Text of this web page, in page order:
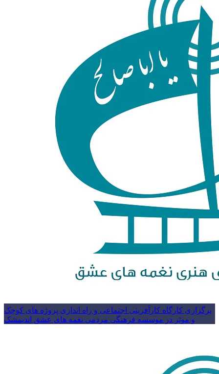
برگزاری کارگاه کارآفرینی اجتماعی و راه اندازی پروژه های کوچک
و موثر در موسسه فرهنگی مردمی نغمه های عشق اندیمشک